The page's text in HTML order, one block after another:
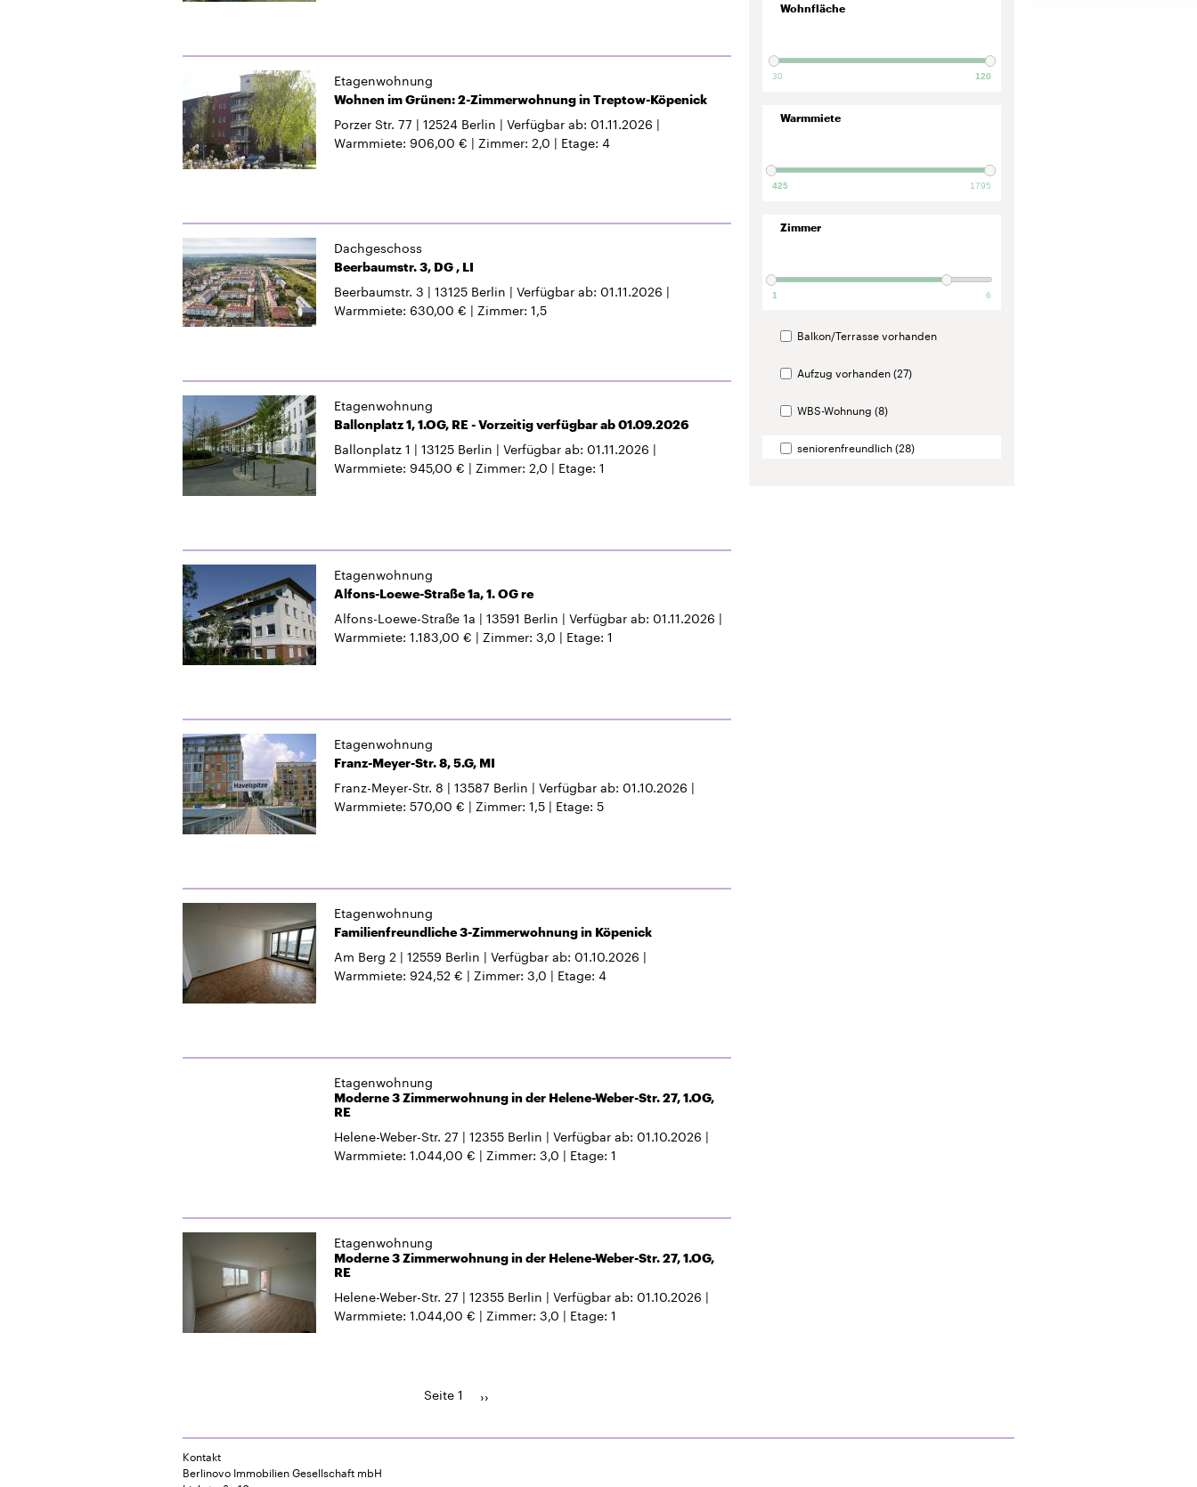
Wohnfläche
30 120
Warmmiete
425 1795
Zimmer
1 6
Balkon/Terrasse vorhanden
Aufzug vorhanden(27)
WBS-Wohnung (8)
seniorenfreundlich(28)
Etagenwohnung
Wohnen im Grünen: 2-Zimmerwohnung in Treptow-Köpenick
Porzer Str. 77 12524 Berlin Verfügbar ab 01.11.2026
Warmmiete 906,00 € Zimmer 2,0 Etage 4
Dachgeschoss
Beerbaumstr. 3, DG , LI
Beerbaumstr. 3 13125 Berlin Verfügbar ab 01.11.2026
Warmmiete 630,00 € Zimmer 1,5
Etagenwohnung
Ballonplatz 1, 1.OG, RE - Vorzeitig verfügbar ab 01.09.2026
Ballonplatz 1 13125 Berlin Verfügbar ab 01.11.2026
Warmmiete 945,00 € Zimmer 2,0 Etage 1
Etagenwohnung
Alfons-Loewe-Straße 1a, 1. OG re
Alfons-Loewe-Straße 1a 13591 Berlin Verfügbar ab 01.11.2026
Warmmiete 1.183,00 € Zimmer 3,0 Etage 1
Etagenwohnung
Franz-Meyer-Str. 8, 5.G, MI
Franz-Meyer-Str. 8 13587 Berlin Verfügbar ab 01.10.2026
Warmmiete 570,00 € Zimmer 1,5 Etage 5
Etagenwohnung
Familienfreundliche 3-Zimmerwohnung in Köpenick
Am Berg 2 12559 Berlin Verfügbar ab 01.10.2026
Warmmiete 924,52 € Zimmer 3,0 Etage 4
Etagenwohnung
Moderne 3 Zimmerwohnung in der Helene-Weber-Str. 27, 1.OG,
RE
Helene-Weber-Str. 27 12355 Berlin Verfügbar ab 01.10.2026
Warmmiete 1.044,00 € Zimmer 3,0 Etage 1
Etagenwohnung
Moderne 3 Zimmerwohnung in der Helene-Weber-Str. 27, 1.OG,
RE
Helene-Weber-Str. 27 12355 Berlin Verfügbar ab 01.10.2026
Warmmiete 1.044,00 € Zimmer 3,0 Etage 1
Seitennummerierung
Seite 1 Nächste
››
Kontakt
Berlinovo Immobilien Gesellschaft mbH